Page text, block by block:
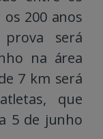
200 anos
será
na área
7 km será
que
5 de junho